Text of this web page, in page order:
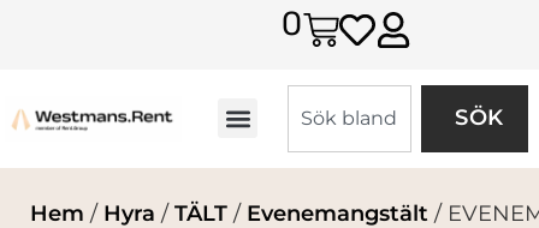
0
SÖK
Hem / Hyra / TÄLT / Evenemangstält /